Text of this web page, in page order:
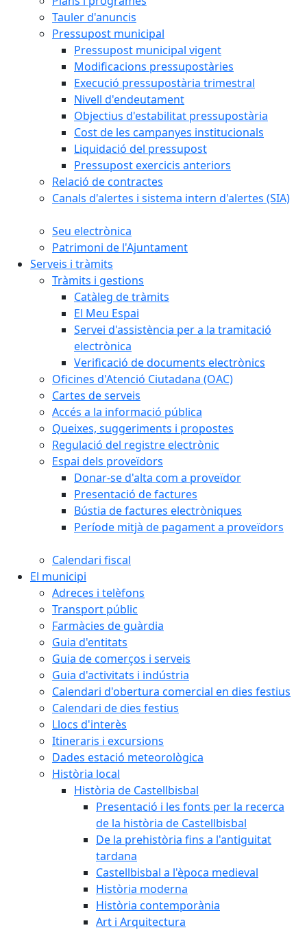
Tauler d'anuncis
Pressupost municipal
Pressupost municipal vigent
Modificacions pressupostàries
Execució pressupostària trimestral
Nivell d'endeutament
Objectius d'estabilitat pressupostària
Cost de les campanyes institucionals
Liquidació del pressupost
Pressupost exercicis anteriors
Relació de contractes
Canals d'alertes i sistema intern d'alertes (SIA)
Seu electrònica
Patrimoni de l'Ajuntament
Serveis i tràmits
Tràmits i gestions
Catàleg de tràmits
El Meu Espai
Servei d'assistència per a la tramitació
electrònica
Verificació de documents electrònics
Oficines d'Atenció Ciutadana (OAC)
Cartes de serveis
Accés a la informació pública
Queixes, suggeriments i propostes
Regulació del registre electrònic
Espai dels proveïdors
Donar-se d'alta com a proveïdor
Presentació de factures
Bústia de factures electròniques
Període mitjà de pagament a proveïdors
Calendari fiscal
El municipi
Adreces i telèfons
Transport públic
Farmàcies de guàrdia
Guia d'entitats
Guia de comerços i serveis
Guia d'activitats i indústria
Calendari d'obertura comercial en dies festius
Calendari de dies festius
Llocs d'interès
Itineraris i excursions
Dades estació meteorològica
Història local
Història de Castellbisbal
Presentació i les fonts per la recerca
de la història de Castellbisbal
De la prehistòria fins a l'antiguitat
tardana
Castellbisbal a l'època medieval
Història moderna
Història contemporània
Art i Arquitectura